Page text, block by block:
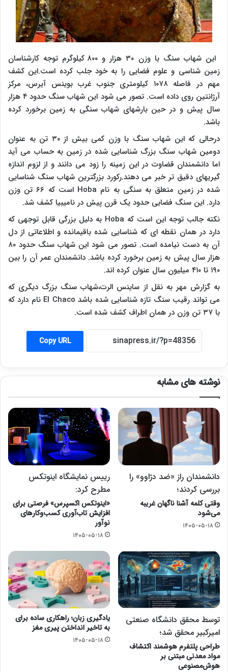
این شهاب سنگ با وزن ۳۰ هزار و ۸۰۰ کیلوگرم توجه کارشناسان
زمین شناسی و علوم فضایی را به خود جلب کرده است.این کشف
مهم در فاصله ۱۰۷۸ کیلومتری جنوب غرب بوینس آیرس، مرکز
آرژانتین روی داده است. تصور می شود این شهاب سنگ حدود ۴ هزار
سال پیش و در حین بارشهای شهاب سنگی به زمین برخورد کرده
باشد.
درحالی که این شهاب سنگ با وزن کمی بیش از ۳۰ تن به عنوان
دومین شهاب سنگ بزرگ شناسایی شده در زمین به حساب می آید
اما دانشمندان قضاوت در این زمینه را زود می دانند و از لزوم اندازه
گیریهای دقیق تر خبر می دهند.رکورد بزرگترین شهاب سنگ شناسایی
شده در زمین متعلق به سنگی به نام Hoba
است که ۶۶ تن وزن
دارد. این سنگ فضایی حدود یک قرن پیش در نامیبیا کشف شد.
نکته جالب توجه این است که Hoba به دلیل بزرگی قابل توجهی که
دارد در همان نقطه ای که شناسایی شده باقیمانده و اطلاعاتی از دل
آن به دست نیامده است. تصور می شود این شهاب سنگ حدود ۸۰
هزار سال پیش به زمین برخورد کرده باشد. دانشمندان عمر آن را بین
۱۹۰ تا ۴۱۰ میلیون سال عنوان کرده اند.
به گزارش مهر به نقل از ساینس الرت،شهاب سنگ بزرگ دیگری که
می تواند رقیب سنگ تازه شناسایی شده باشد El Chaco نام دارد که
با ۳۷ تن وزن در همان اطراف کشف شده است.
Copy URL
نوشته های مشابه
دانشمندان راز «ضد دژاوو» را
بررسی کردند؛
وقتی کلمه آشنا ناگهان غریبه
می‌شود
۱۴۰۵-۰۵-۱۸
رییس نمایشگاه اینوتکس
مطرح کرد:
«اینوتکس اکسپرس» فرصتی برای
افزایش تاب‌آوری کسب‌وکارهای
نوآور
۱۴۰۵-۰۵-۱۸
توسط محقق دانشگاه صنعتی
امیرکبیر محقق شد؛
طراحی پلتفرم هوشمند اکتشاف
مواد معدنی مبتنی بر
هوش‌مصنوعی
یادگیری زبان؛ راهکاری ساده برای
به تاخیر انداختن پیری مغز
۱۴۰۵-۰۵-۱۸